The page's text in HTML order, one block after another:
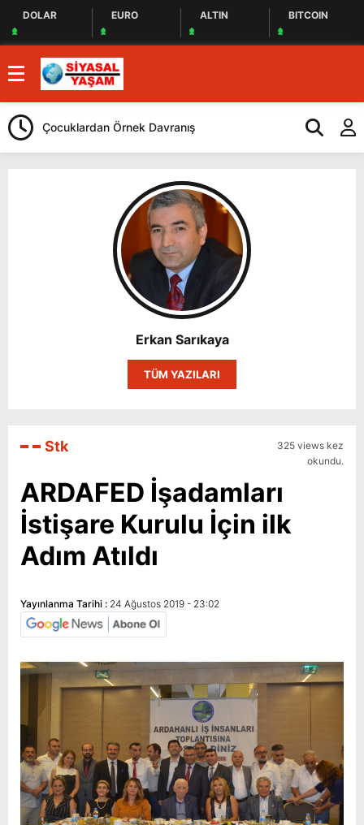
DOLAR EURO ALTIN BITCOIN
Çocuklardan Örnek Davranış Selahattin
Erkan Sarıkaya
TÜM YAZILARI
Stk
325 views kez
okundu.
ARDAFED İşadamları
İstişare Kurulu İçin ilk
Adım Atıldı
Yayınlanma Tarihi : 24 Ağustos 2019 - 23:02